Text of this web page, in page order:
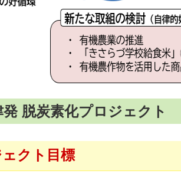
発 脱炭素化プロジェクト
クト目標